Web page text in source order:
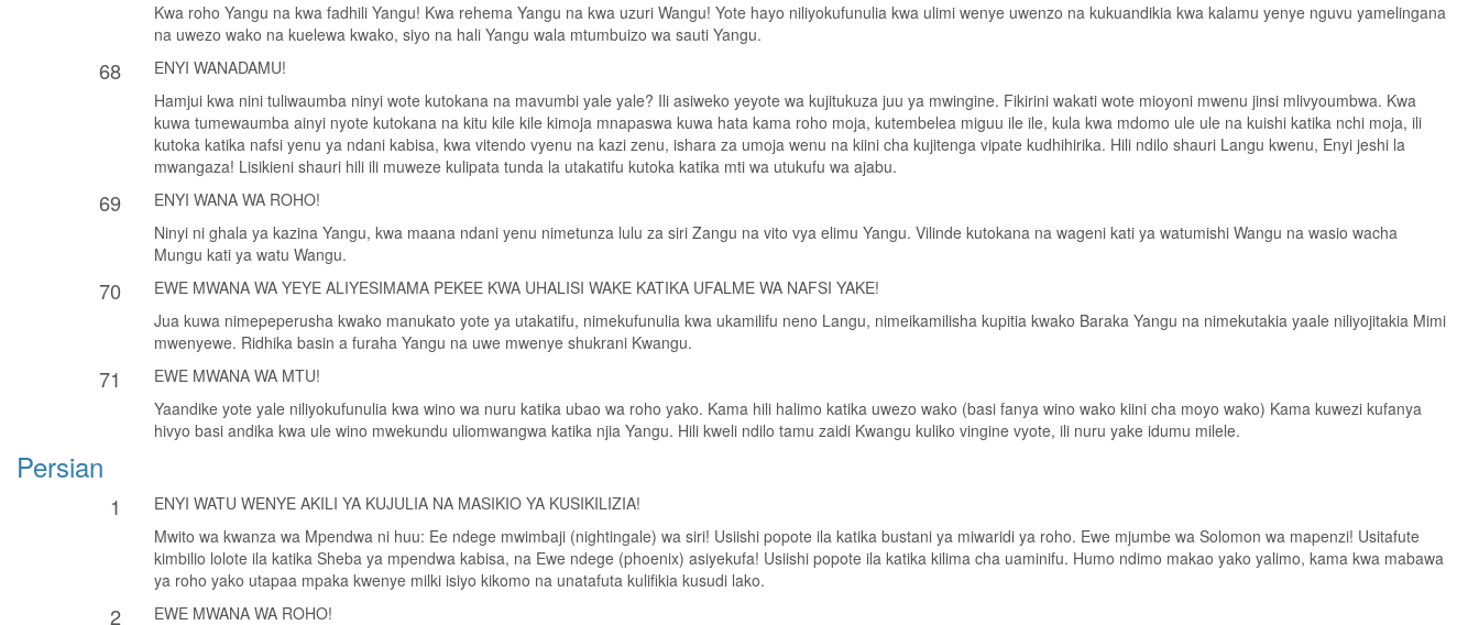
Kwa roho Yangu na kwa fadhili Yangu! Kwa rehema Yangu na kwa uzuri Wangu! Yote hayo niliyokufunulia kwa ulimi wenye uwenzo na kukuandikia kwa kalamu yenye nguvu yamelingana
na uwezo wako na kuelewa kwako, siyo na hali Yangu wala mtumbuizo wa sauti Yangu.
68
ENYI WANADAMU!
Hamjui kwa nini tuliwaumba ninyi wote kutokana na mavumbi yale yale? Ili asiweko yeyote wa kujitukuza juu ya mwingine. Fikirini wakati wote mioyoni mwenu jinsi mlivyoumbwa. Kwa
kuwa tumewaumba ainyi nyote kutokana na kitu kile kile kimoja mnapaswa kuwa hata kama roho moja, kutembelea miguu ile ile, kula kwa mdomo ule ule na kuishi katika nchi moja, ili
kutoka katika nafsi yenu ya ndani kabisa, kwa vitendo vyenu na kazi zenu, ishara za umoja wenu na kiini cha kujitenga vipate kudhihirika. Hili ndilo shauri Langu kwenu, Enyi jeshi la
mwangaza! Lisikieni shauri hili ili muweze kulipata tunda la utakatifu kutoka katika mti wa utukufu wa ajabu.
69
ENYI WANA WA ROHO!
Ninyi ni ghala ya kazina Yangu, kwa maana ndani yenu nimetunza lulu za siri Zangu na vito vya elimu Yangu. Vilinde kutokana na wageni kati ya watumishi Wangu na wasio wacha
Mungu kati ya watu Wangu.
70
EWE MWANA WA YEYE ALIYESIMAMA PEKEE KWA UHALISI WAKE KATIKA UFALME WA NAFSI YAKE!
Jua kuwa nimepeperusha kwako manukato yote ya utakatifu, nimekufunulia kwa ukamilifu neno Langu, nimeikamilisha kupitia kwako Baraka Yangu na nimekutakia yaale niliyojitakia Mimi
mwenyewe. Ridhika basin a furaha Yangu na uwe mwenye shukrani Kwangu.
71
EWE MWANA WA MTU!
Yaandike yote yale niliyokufunulia kwa wino wa nuru katika ubao wa roho yako. Kama hili halimo katika uwezo wako (basi fanya wino wako kiini cha moyo wako) Kama kuwezi kufanya
hivyo basi andika kwa ule wino mwekundu uliomwangwa katika njia Yangu. Hili kweli ndilo tamu zaidi Kwangu kuliko vingine vyote, ili nuru yake idumu milele.
Persian
1
ENYI WATU WENYE AKILI YA KUJULIA NA MASIKIO YA KUSIKILIZIA!
Mwito wa kwanza wa Mpendwa ni huu: Ee ndege mwimbaji (nightingale) wa siri! Usiishi popote ila katika bustani ya miwaridi ya roho. Ewe mjumbe wa Solomon wa mapenzi! Usitafute
kimbilio lolote ila katika Sheba ya mpendwa kabisa, na Ewe ndege (phoenix) asiyekufa! Usiishi popote ila katika kilima cha uaminifu. Humo ndimo makao yako yalimo, kama kwa mabawa
ya roho yako utapaa mpaka kwenye milki isiyo kikomo na unatafuta kulifikia kusudi lako.
2 EWE MWANA WA ROHO!